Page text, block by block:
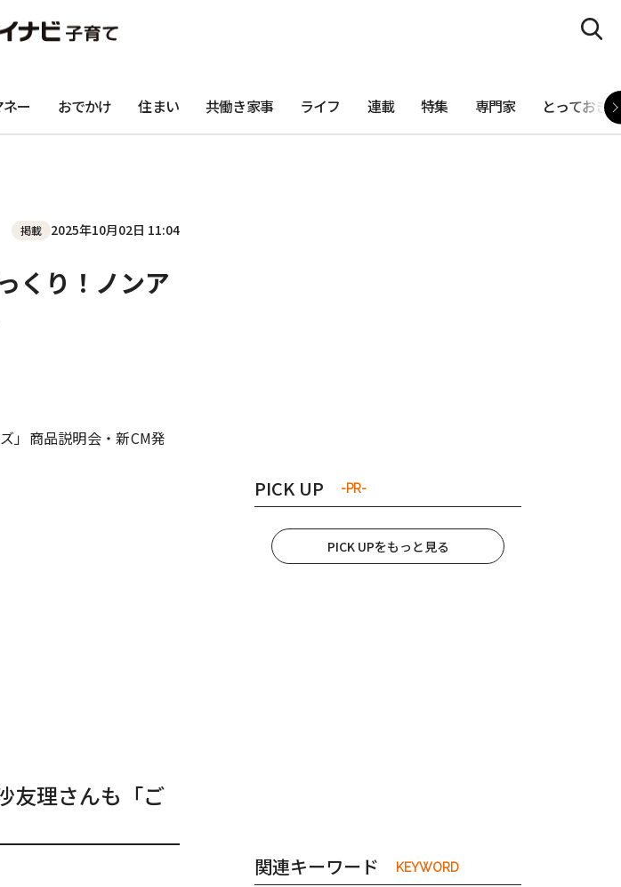
ネー おでかけ 住まい 共働き家事 ライフ 連載 特集 専門家 とっておき
掲載 2025年10月02日 11:04
くり！ノンア
」商品説明会・新CM発
友理さんも「ご
PICK UP -PR-
PICK UPをもっと見る
関連キーワード KEYWORD